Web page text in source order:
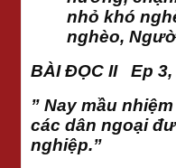
nhỏ khó
nghèo,
BÀI ĐỌC II Ep 3,
” Nay mầu
các dân ngoại
nghiệp.”